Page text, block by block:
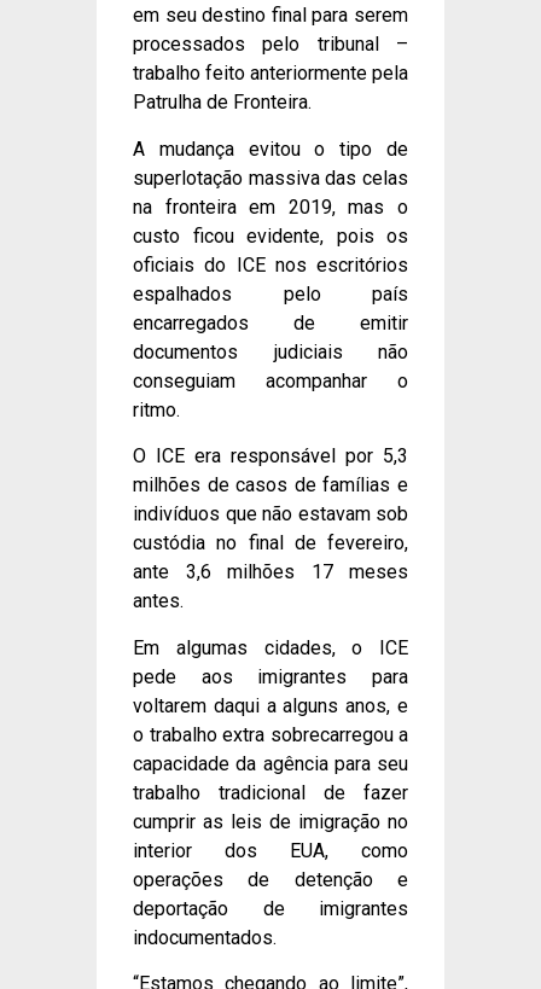
em seu destino final para serem
processados pelo tribunal –
trabalho feito anteriormente pela
Patrulha de Fronteira.
A mudança evitou o tipo de
superlotação massiva das celas
na fronteira em 2019, mas o
custo ficou evidente, pois os
oficiais do ICE nos escritórios
espalhados pelo país
encarregados de emitir
documentos judiciais não
conseguiam acompanhar o
ritmo.
O ICE era responsável por 5,3
milhões de casos de famílias e
indivíduos que não estavam sob
custódia no final de fevereiro,
ante 3,6 milhões 17 meses
antes.
Em algumas cidades, o ICE
pede aos imigrantes para
voltarem daqui a alguns anos, e
o trabalho extra sobrecarregou a
capacidade da agência para seu
trabalho tradicional de fazer
cumprir as leis de imigração no
interior dos EUA, como
operações de detenção e
deportação de imigrantes
indocumentados.
“Estamos chegando ao limite”,